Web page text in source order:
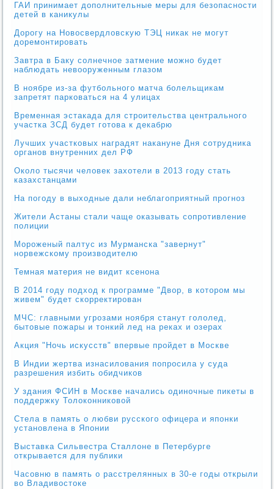
ГАИ принимает дополнительные меры для безопасности
детей в каникулы
Дорогу на Новосвердловскую ТЭЦ никак не могут
доремонтировать
Завтра в Баку солнечное затмение можно будет
наблюдать невооруженным глазом
В ноябре из-за футбольного матча болельщикам
запретят парковаться на 4 улицах
Временная эстакада для строительства центрального
участка ЗСД будет готова к декабрю
Лучших участковых наградят накануне Дня сотрудника
органов внутренних дел РФ
Около тысячи человек захотели в 2013 году стать
казахстанцами
На погоду в выходные дали неблагоприятный прогноз
Жители Астаны стали чаще оказывать сопротивление
полиции
Мороженый палтус из Мурманска "завернут"
норвежскому производителю
Темная материя не видит ксенона
В 2014 году подход к программе "Двор, в котором мы
живем" будет скорректирован
МЧС: главными угрозами ноября станут гололед,
бытовые пожары и тонкий лед на реках и озерах
Акция "Ночь искусств" впервые пройдет в Москве
В Индии жертва изнасилования попросила у суда
разрешения избить обидчиков
У здания ФСИН в Москве начались одиночные пикеты в
поддержку Толоконниковой
Стела в память о любви русского офицера и японки
установлена в Японии
Выставка Сильвестра Сталлоне в Петербурге
открывается для публики
Часовню в память о расстрелянных в 30-е годы открыли
во Владивостоке